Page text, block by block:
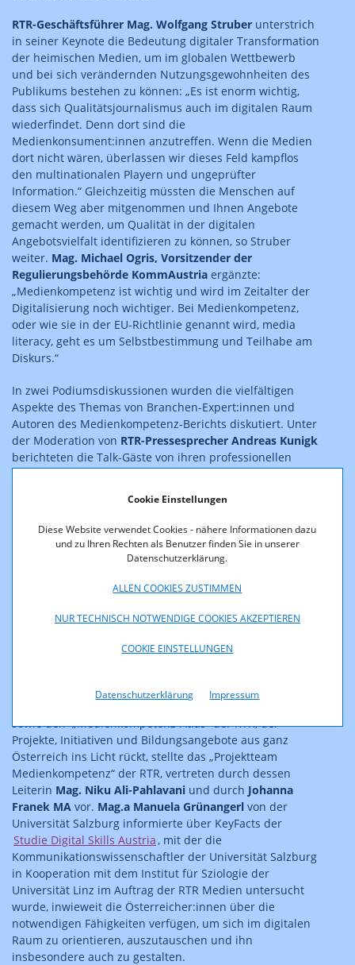
Cookie Einstellungen
Diese Website verwendet Cookies - nähere Informationen dazu
und zu Ihren Rechten als Benutzer finden Sie in unserer
Datenschutzerklärung.
ALLEN COOKIES ZUSTIMMEN
NUR TECHNISCH NOTWENDIGE COOKIES AKZEPTIEREN
COOKIE EINSTELLUNGEN
Datenschutzerklärung Impressum
RTR-Geschäftsführer Mag. Wolfgang Struber unterstrich
in seiner Keynote die Bedeutung digitaler Transformation
der heimischen Medien, um im globalen Wettbewerb
und bei sich verändernden Nutzungsgewohnheiten des
Publikums bestehen zu können: „Es ist enorm wichtig,
dass sich Qualitätsjournalismus auch im digitalen Raum
wiederfindet. Denn dort sind die
Medienkonsument:innen anzutreffen. Wenn die Medien
dort nicht wären, überlassen wir dieses Feld kampflos
den multinationalen Playern und ungeprüfter
Information.“ Gleichzeitig müssten die Menschen auf
diesem Weg aber mitgenommen und Ihnen Angebote
gemacht werden, um Qualität in der digitalen
Angebotsvielfalt identifizieren zu können, so Struber
weiter. Mag. Michael Ogris, Vorsitzender der
Regulierungsbehörde KommAustria ergänzte:
„Medienkompetenz ist wichtig und wird im Zeitalter der
Digitalisierung noch wichtiger. Bei Medienkompetenz,
oder wie sie in der EU-Richtlinie genannt wird, media
literacy, geht es um Selbstbestimmung und Teilhabe am
Diskurs.“
In zwei Podiumsdiskussionen wurden die vielfältigen
Aspekte des Themas von Branchen-Expert:innen und
Autoren des Medienkompetenz-Berichts diskutiert. Unter
der Moderation von RTR-Pressesprecher Andreas Kunigk
berichteten die Talk-Gäste von ihren professionellen
Erfahrungen und Erkenntnissen. Zu Gast warenCharles
Marketing in der GenZ,Mag.a Ulrike Domany-Funtan
Generalsekretärin von „fit4internet“,Martin
Fleischhacker MSc., Geschäftsführer der Wiener Zeitung
Sabine Frank, Head of Governmental
Oberguggenberger, „Young Audience“-Team des ORF und
Mag. Sonja Ziegelwagner, Leiterin Medienbildung
der das breite Thema in Beiträgen aus den
sowie den „Medienkompetenz-Atlas“ der RTR, der
Projekte, Initiativen und Bildungsangebote aus ganz
Österreich ins Licht rückt, stellte das „Projektteam
Medienkompetenz“ der RTR, vertreten durch dessen
Leiterin Mag. Niku Ali-Pahlavani und durch Johanna
Franek MA vor. Mag.a Manuela Grünangerl von der
Universität Salzburg informierte über KeyFacts der
Studie Digital Skills Austria, mit der die
Kommunikationswissenschaftler der Universität Salzburg
in Kooperation mit dem Institut für Sziologie der
Universität Linz im Auftrag der RTR Medien untersucht
wurde, inwieweit die Österreicher:innen über die
notwendigen Fähigkeiten verfügen, um sich im digitalen
Raum zu orientieren, auszutauschen und ihn
insbesondere auch zu gestalten.